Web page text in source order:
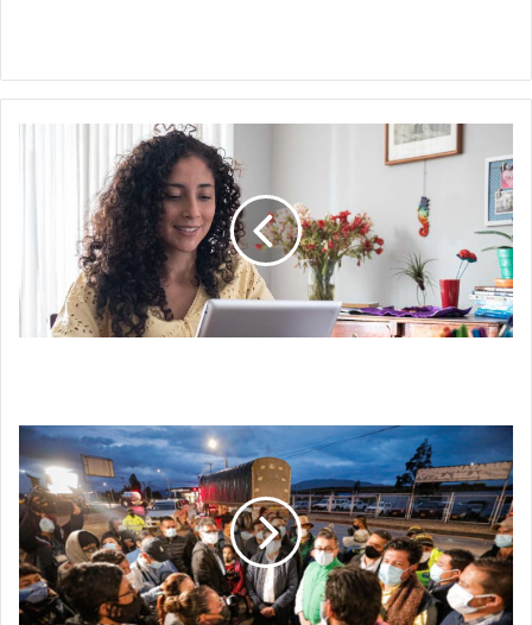
PRIMEROS
AUXILIOS
PSICOLÓGICOS
GOBERNADOR
DE
BOYACÁ
CONTINÚA
REUNIÉNDOSE
CON
PARTICIPANTES
DEL